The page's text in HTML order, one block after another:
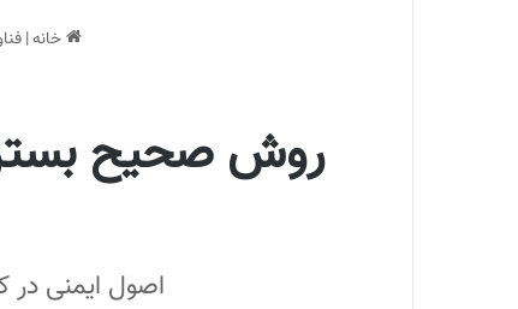
خانه|
روش صحیح
اصول ایمنی در